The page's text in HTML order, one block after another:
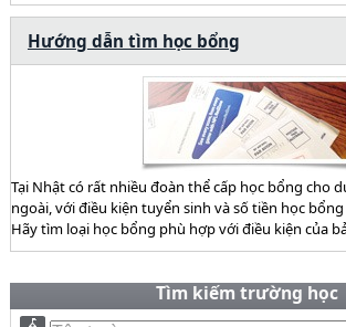
Hướng dẫn tìm học bổng
Tại Nhật có rất nhiều đoàn thể cấp học bổng cho
ngoài, với điều kiện tuyển sinh và số tiền học
Hãy tìm loại học bổng phù hợp với điều kiện của
Tìm kiếm trường học